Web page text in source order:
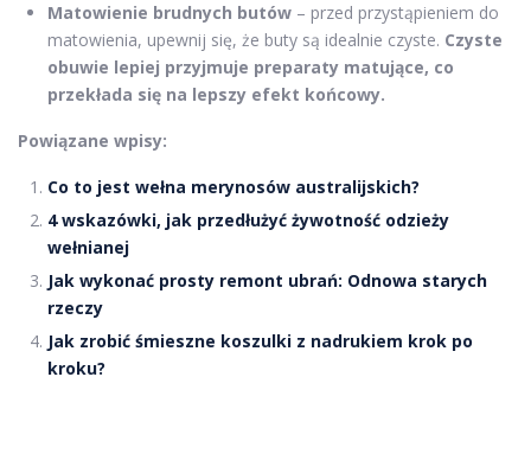
Matowienie brudnych butów – przed przystąpieniem do
matowienia, upewnij się, że buty są idealnie czyste. Czyste
obuwie lepiej przyjmuje preparaty matujące, co
przekłada się na lepszy efekt końcowy.
Powiązane wpisy:
Co to jest wełna merynosów australijskich?
4 wskazówki, jak przedłużyć żywotność odzieży
wełnianej
Jak wykonać prosty remont ubrań: Odnowa starych
rzeczy
Jak zrobić śmieszne koszulki z nadrukiem krok po
kroku?